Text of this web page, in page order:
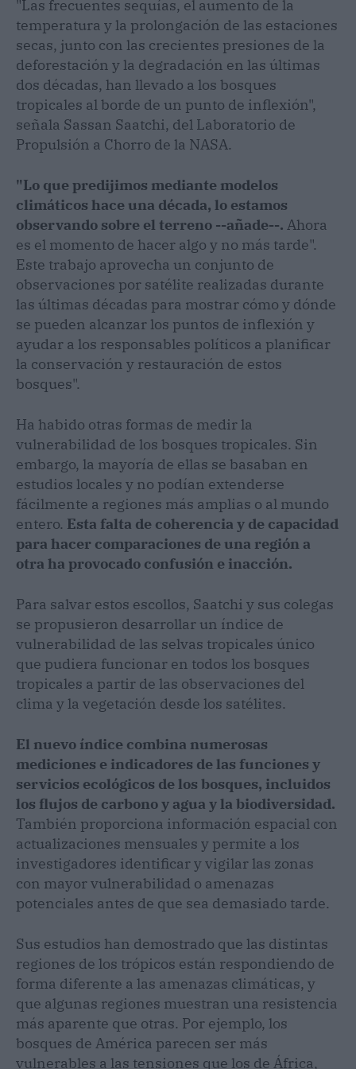
"Las frecuentes sequías, el aumento de la
temperatura y la prolongación de las estaciones
secas, junto con las crecientes presiones de la
deforestación y la degradación en las últimas
dos décadas, han llevado a los bosques
tropicales al borde de un punto de inflexión",
señala Sassan Saatchi, del Laboratorio de
Propulsión a Chorro de la NASA.
"Lo que predijimos mediante modelos
climáticos hace una década, lo estamos
observando sobre el terreno --añade--. Ahora
es el momento de hacer algo y no más tarde".
Este trabajo aprovecha un conjunto de
observaciones por satélite realizadas durante
las últimas décadas para mostrar cómo y dónde
se pueden alcanzar los puntos de inflexión y
ayudar a los responsables políticos a planificar
la conservación y restauración de estos
bosques".
Ha habido otras formas de medir la
vulnerabilidad de los bosques tropicales. Sin
embargo, la mayoría de ellas se basaban en
estudios locales y no podían extenderse
fácilmente a regiones más amplias o al mundo
entero. Esta falta de coherencia y de capacidad
para hacer comparaciones de una región a
otra ha provocado confusión e inacción.
Para salvar estos escollos, Saatchi y sus colegas
se propusieron desarrollar un índice de
vulnerabilidad de las selvas tropicales único
que pudiera funcionar en todos los bosques
tropicales a partir de las observaciones del
clima y la vegetación desde los satélites.
El nuevo índice combina numerosas
mediciones e indicadores de las funciones y
servicios ecológicos de los bosques, incluidos
los flujos de carbono y agua y la biodiversidad.
También proporciona información espacial con
actualizaciones mensuales y permite a los
investigadores identificar y vigilar las zonas
con mayor vulnerabilidad o amenazas
potenciales antes de que sea demasiado tarde.
Sus estudios han demostrado que las distintas
regiones de los trópicos están respondiendo de
forma diferente a las amenazas climáticas, y
que algunas regiones muestran una resistencia
más aparente que otras. Por ejemplo, los
bosques de América parecen ser más
vulnerables a las tensiones que los de África,